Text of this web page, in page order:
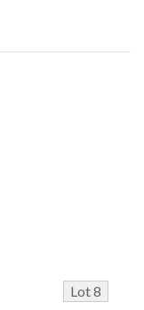
Lot 8